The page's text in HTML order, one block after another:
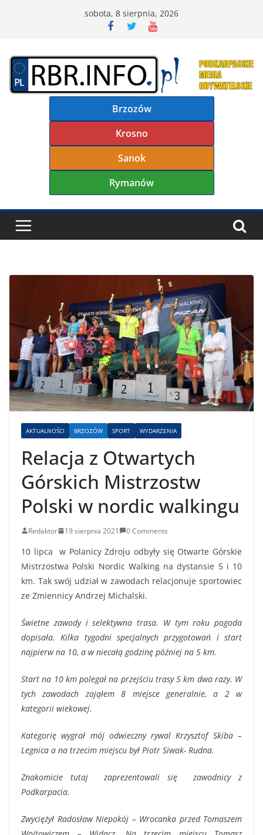
sobota, 8 sierpnia, 2026
Brzozów
Krosno
Sanok
Rymanów
AKTUALNOŚCI BRZOZÓW SPORT WYDARZENIA
Relacja z Otwartych
Górskich Mistrzostw
Polski w nordic walkingu
Redaktor 19 sierpnia 2021 0 Comments
10 lipca w Polanicy Zdroju odbyły się Otwarte Górskie
Mistrzostwa Polski Nordic Walking na dystansie 5 i 10
km. Tak swój udział w zawodach relacjonuje sportowiec
ze Zmiennicy Andrzej Michalski.
Świetne zawody i selektywna trasa. W tym roku pogoda
dopisała. Kilka tygodni specjalnych przygotowań i start
najpierw na 10, a w niecałą godzinę później na 5 km.
Start na 10 km polegał na przejściu trasy 5 km dwa razy. W
tych zawodach zająłem 8 miejsce generalnie, a 2 w
kategorii wiekowej.
Kategorię wygrał mój odwieczny rywal Krzysztof Skiba –
Legnica a na trzecim miejscu był Piotr Siwak- Rudna.
Znakomicie tutaj zaprezentowali się zawodnicy z
Podkarpacia.
Zwyciężył Radosław Niepokój – Wrocanka przed Tomaszem